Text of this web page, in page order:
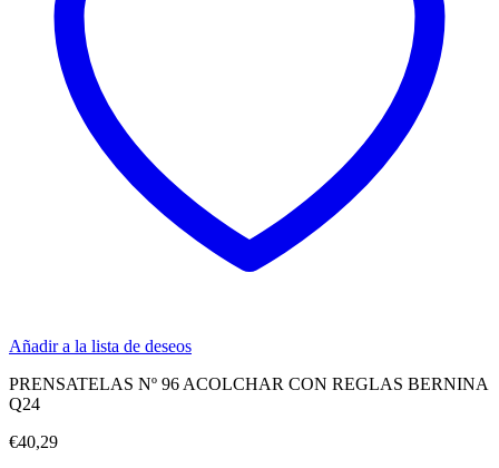
Añadir a la lista de deseos
PRENSATELAS Nº 96 ACOLCHAR CON REGLAS BERNINA
Q24
€40,29